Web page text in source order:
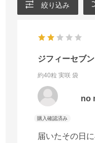
絞り込み
ジフィーセブ
約40粒 実咲 袋
no
届いたその日